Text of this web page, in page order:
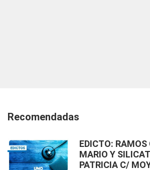
Recomendadas
EDICTO: RAMOS
MARIO Y
PATRICIA C/